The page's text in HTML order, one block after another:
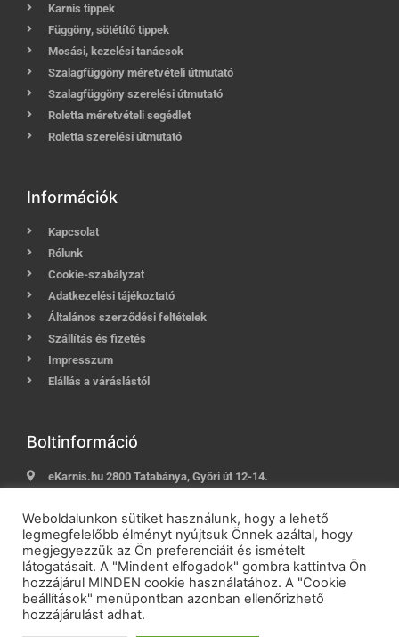
Karnis tippek
Függöny, sötétítő tippek
Mosási, kezelési tanácsok
Szalagfüggöny méretvételi útmutató
Szalagfüggöny szerelési útmutató
Roletta méretvételi segédlet
Roletta szerelési útmutató
Információk
Kapcsolat
Rólunk
Cookie-szabályzat
Adatkezelési tájékoztató
Általános szerződési feltételek
Szállítás és fizetés
Impresszum
Elállás a váráslástól
Boltinformáció
eKarnis.hu 2800 Tatabánya, Győri út 12-14.
E-mail:info@ekarnis.hu
2021 © eKarnis.hu| Karnis és Függöny Webáruház | Minden
jog fenntartva!
Powered by
Weboldalunkon sütiket használunk, hogy a lehető
legmegfelelőbb élményt nyújtsuk Önnek azáltal, hogy
megjegyezzük az Ön preferenciáit és ismételt
látogatásait. A "Mindent elfogadok" gombra kattintva Ön
hozzájárul MINDEN cookie használatához. A "Cookie
beállítások" menüpontban azonban ellenőrizhető
hozzájárulást adhat.